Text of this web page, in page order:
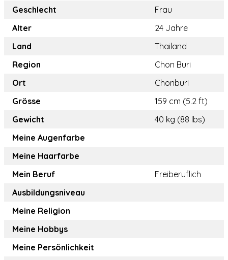
Geschlecht
Frau
Alter
24 Jahre
Land
Thailand
Region
Chon Buri
Ort
Chonburi
Grösse
159 cm (5.2 ft)
Gewicht
40 kg (88 lbs)
Meine Augenfarbe
Meine Haarfarbe
Mein Beruf
Freiberuflich
Ausbildungsniveau
Meine Religion
Meine Hobbys
Meine Persönlichkeit